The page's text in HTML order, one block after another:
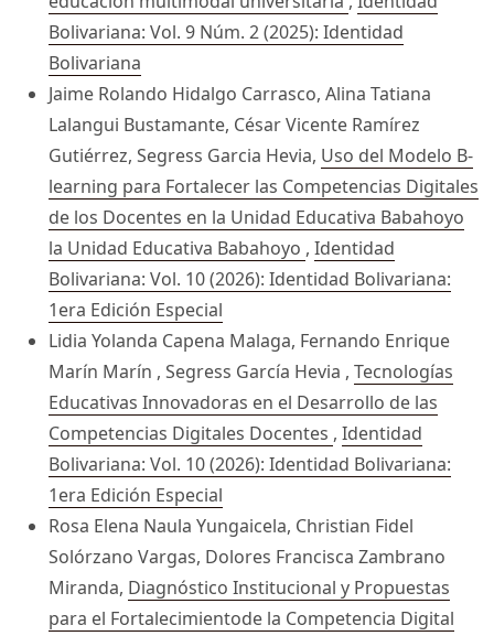
Bolivariana: Vol. 9 Núm. 2 (2025): Identidad
Bolivariana
Jaime Rolando Hidalgo Carrasco, Alina Tatiana
Lalangui Bustamante, César Vicente Ramírez
Gutiérrez, Segress Garcia Hevia, Uso del Modelo B-
learning para Fortalecer las Competencias Digitales
de los Docentes en la Unidad Educativa Babahoyo
la Unidad Educativa Babahoyo , Identidad
Bolivariana: Vol. 10 (2026): Identidad Bolivariana:
1era Edición Especial
Lidia Yolanda Capena Malaga, Fernando Enrique
Marín Marín , Segress García Hevia , Tecnologías
Educativas Innovadoras en el Desarrollo de las
Competencias Digitales Docentes , Identidad
Bolivariana: Vol. 10 (2026): Identidad Bolivariana:
1era Edición Especial
Rosa Elena Naula Yungaicela, Christian Fidel
Solórzano Vargas, Dolores Francisca Zambrano
Miranda, Diagnóstico Institucional y Propuestas
para el Fortalecimientode la Competencia Digital